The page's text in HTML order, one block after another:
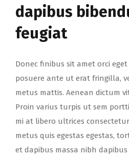
dapibus
feugiat
Donec finibus sit amet orci
posuere ante ut erat fringilla,
metus mattis. Aenean dictum
Proin varius turpis ut sem
mi at libero ultrices
metus quis egestas egestas,
et dapibus massa nibh dapibus